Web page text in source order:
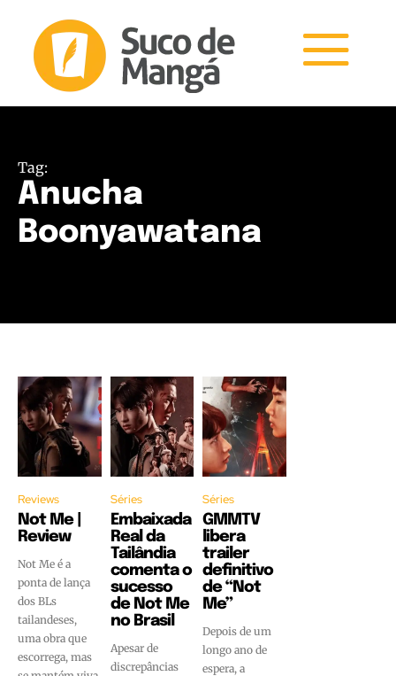
Tag:
Anucha
Boonyawatana
Reviews
Not Me |
Review
Not Me é a
ponta de lança
dos BLs
tailandeses,
uma obra que
escorrega, mas
Séries
Embaixada
Real da
Tailândia
comenta o
sucesso
de Not Me
no Brasil
Apesar de
discrepâncias
Séries
GMMTV
libera
trailer
definitivo
de “Not
Me”
Depois de um
longo ano de
espera, a